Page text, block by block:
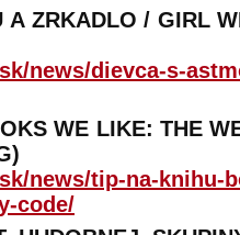
A ZRKADLO / GIRL
news/dievca-s-
WE LIKE: THE
news/tip-na-knihu-
code/